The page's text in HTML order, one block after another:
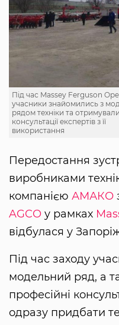
Під час Massey Ferguson
учасники знайомились з
рядом техніки та отримували
консультації експертів з її
використання
Передостання
виробниками
компанією АМАКО
AGCO у рамках
відбулася у
Під час заходу
модельний ряд, а
професійні
одразу придбати